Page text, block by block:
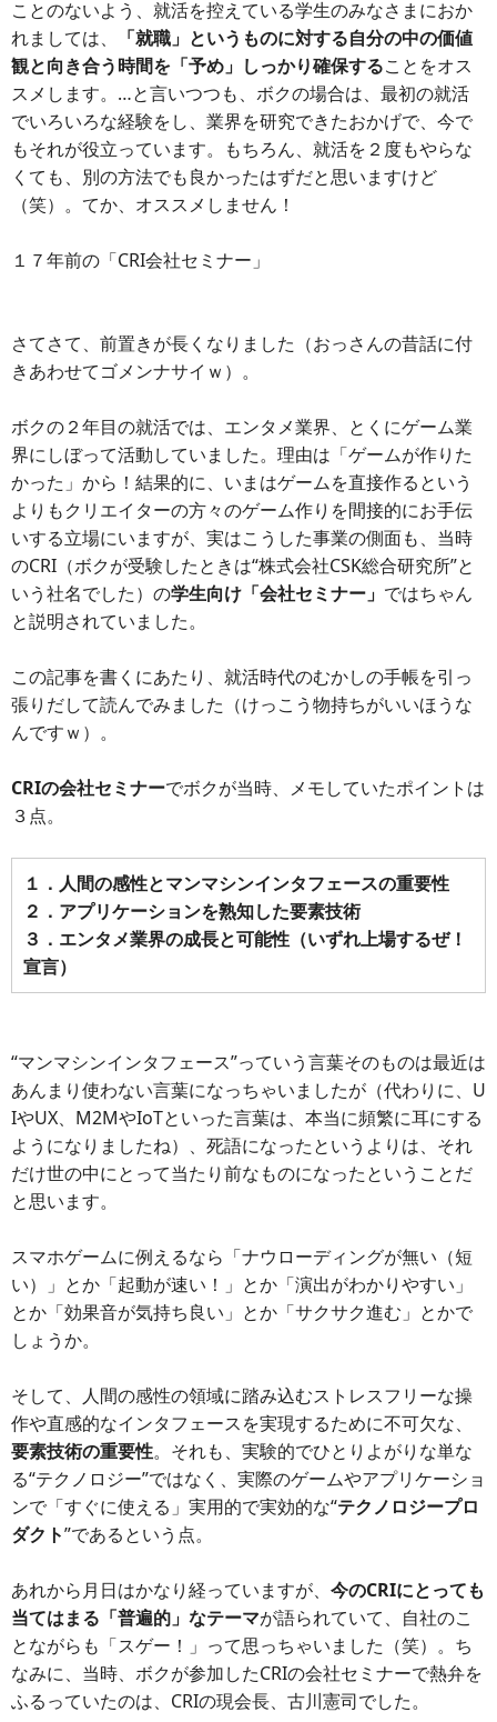
ことのないよう、就活を控えている学生のみなさまにおか
れましては、
「就職」というものに対する自分の中の価値
観と向き合う時間を「予め」しっかり確保することをオス
スメします。…と言いつつも、ボクの場合は、最初の就活
でいろいろな経験をし、業界を研究できたおかげで、今で
もそれが役立っています。もちろん、就活を２度もやらな
くても、別の方法でも良かったはずだと思いますけど
（笑）。てか、オススメしません！
１７年前の「CRI会社セミナー」
さてさて、前置きが長くなりました（おっさんの昔話に付
きあわせてゴメンナサイｗ）。
ボクの２年目の就活では、エンタメ業界、とくにゲーム業
界にしぼって活動していました。理由は「ゲームが作りた
かった」から！結果的に、いまはゲームを直接作るという
よりもクリエイターの方々のゲーム作りを間接的にお手伝
いする立場にいますが、実はこうした事業の側面も、当時
のCRI（ボクが受験したときは“株式会社CSK総合研究所”と
いう社名でした）の学生向け「会社セミナー」 ではちゃん
と説明されていました。
この記事を書くにあたり、就活時代のむかしの手帳を引っ
張りだして読んでみました（けっこう物持ちがいいほうな
んですｗ）。
CRIの会社セミナーでボクが当時、メモしていたポイントは
３点。
１．人間の感性とマンマシンインタフェースの重要性
２．アプリケーションを熟知した要素技術
３．エンタメ業界の成長と可能性（いずれ上場するぜ！
宣言）
“マンマシンインタフェース”っていう言葉そのものは最近は
あんまり使わない言葉になっちゃいましたが（代わりに、U
IやUX、M2MやIoTといった言葉は、本当に頻繁に耳にする
ようになりましたね）、死語になったというよりは、それ
だけ世の中にとって当たり前なものになったということだ
と思います。
スマホゲームに例えるなら「ナウローディングが無い（短
い）」とか「起動が速い！」とか「演出がわかりやすい」
とか「効果音が気持ち良い」とか「サクサク進む」とかで
しょうか。
そして、人間の感性の領域に踏み込むストレスフリーな操
作や直感的なインタフェースを実現するために不可欠な、
要素技術の重要性。それも、実験的でひとりよがりな単な
る“テクノロジー”ではなく、実際のゲームやアプリケーショ
ンで「すぐに使える」実用的で実効的な“テクノロジープロ
ダクト”であるという点。
あれから月日はかなり経っていますが、 今のCRIにとっても
当てはまる「普遍的」なテーマが語られていて、自社のこ
とながらも「スゲー！」って思っちゃいました（笑）。ち
なみに、当時、ボクが参加したCRIの会社セミナーで熱弁を
ふるっていたのは、CRIの現会長、古川憲司でした。